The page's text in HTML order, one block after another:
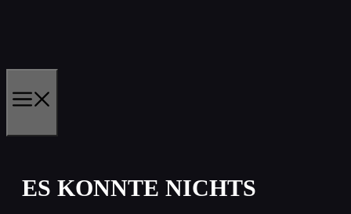
ES KONNTE NICHTS